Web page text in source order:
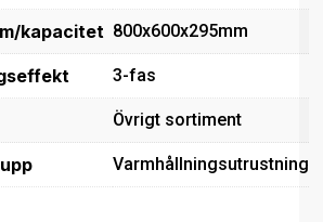
kapacitet 800x600x295mm
3-fas
Övrigt sortiment
Varmhållningsutrustning